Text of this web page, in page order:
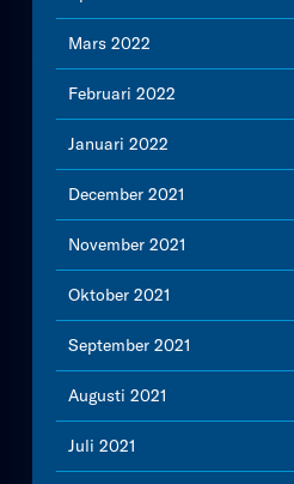
Mars 2022
Februari 2022
Januari 2022
December 2021
November 2021
Oktober 2021
September 2021
Augusti 2021
Juli 2021